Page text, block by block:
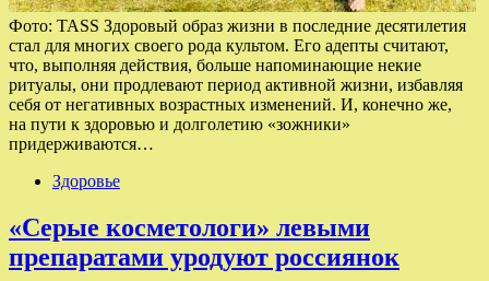
Фото: TASS Здоровый образ жизни в последние десятилетия
стал для многих своего рода культом. Его адепты считают,
что, выполняя действия, больше напоминающие некие
ритуалы, они продлевают период активной жизни, избавляя
себя от негативных возрастных изменений. И, конечно же,
на пути к здоровью и долголетию «зожники»
придерживаются…
Здоровье
«Серые косметологи» левыми
препаратами уродуют россиянок